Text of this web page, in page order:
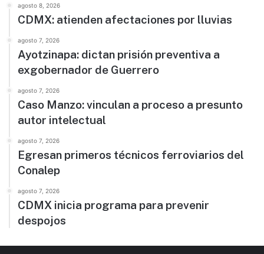
agosto 8, 2026
CDMX: atienden afectaciones por lluvias
agosto 7, 2026
Ayotzinapa: dictan prisión preventiva a
exgobernador de Guerrero
agosto 7, 2026
Caso Manzo: vinculan a proceso a presunto
autor intelectual
agosto 7, 2026
Egresan primeros técnicos ferroviarios del
Conalep
agosto 7, 2026
CDMX inicia programa para prevenir
despojos